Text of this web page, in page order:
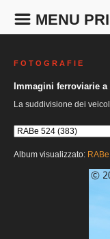
MENU
F O T O G R A F I E
Immagini ferroviarie a
La suddivisione dei
Album visualizzato: